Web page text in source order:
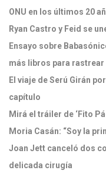
ONU en los últimos 20
Ryan Castro y Feid se
Ensayo sobre
más libros para rastrear
El viaje de Serú Girán
capítulo
Mirá el tráiler de ‘Fito
Moria Casán: “Soy la
Joan Jett canceló dos
delicada cirugía